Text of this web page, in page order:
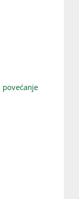
povećanje